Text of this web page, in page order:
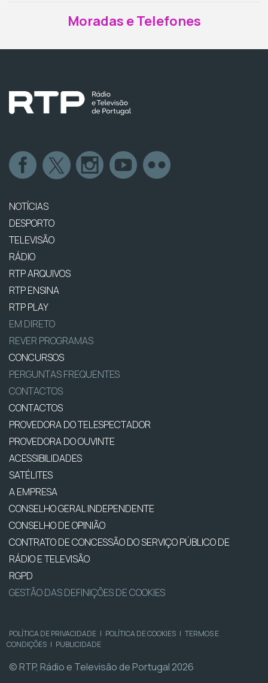
Moradas e Telefones
NOTÍCIAS
DESPORTO
TELEVISÃO
RÁDIO
RTP ARQUIVOS
RTP ENSINA
RTP PLAY
EM DIRETO
REVER PROGRAMAS
CONCURSOS
PERGUNTAS FREQUENTES
CONTACTOS
CONTACTOS
PROVEDORA DO TELESPECTADOR
PROVEDORA DO OUVINTE
ACESSIBILIDADES
SATÉLITES
A EMPRESA
CONSELHO GERAL INDEPENDENTE
CONSELHO DE OPINIÃO
CONTRATO DE CONCESSÃO DO SERVIÇO PÚBLICO DE
RÁDIO E TELEVISÃO
RGPD
GESTÃO DAS DEFINIÇÕES DE COOKIES
POLÍTICA DE PRIVACIDADE | POLÍTICA DE COOKIES | TERMOS E
CONDIÇÕES | PUBLICIDADE
© RTP, Rádio e Televisão de Portugal 2026